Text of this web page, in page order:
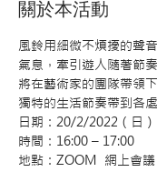
關於本活動
風鈴用細微不煩擾的聲
氣息，牽引遊人隨著節
將在藝術家的團隊帶領
獨特的生活節奏帶到各處
日期：20/2/2022（日）
時間：16:00 – 17:00
地點：ZOOM  網上會議